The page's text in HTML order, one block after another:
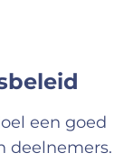
een goed
deelnemers.